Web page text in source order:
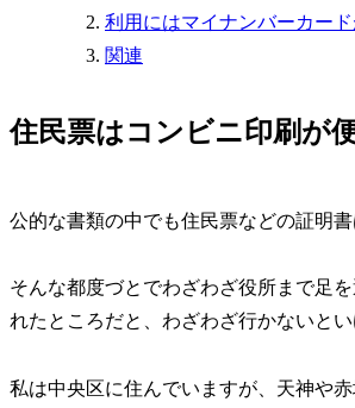
利用にはマイナンバーカー
関連
住民票はコンビニ印刷が
公的な書類の中でも住民票などの証明
そんな都度づとでわざわざ役所まで足
れたところだと、わざわざ行かないとい
私は中央区に住んでいますが、天神や